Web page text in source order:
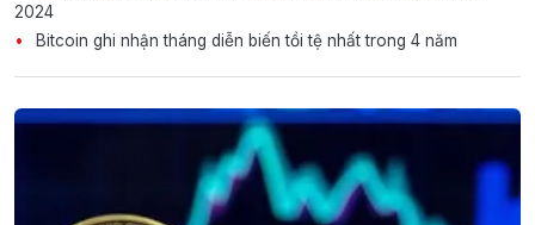
2024
Bitcoin ghi nhận tháng diễn biến tồi tệ nhất trong 4 năm